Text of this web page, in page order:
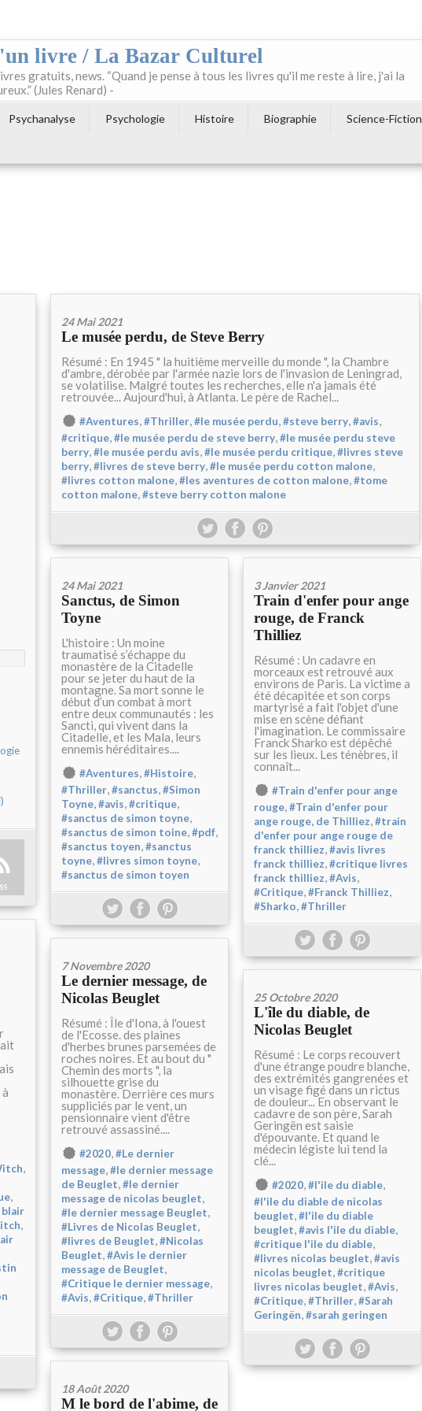
livre / La Bazar Culturel
gratuits, news. “Quand je pense à tous les livres qu'il me reste à lire, j'ai la
(Jules Renard) -
Psychanalyse Psychologie Histoire Biographie Science-Fiction
24 Mai 2021
Le musée perdu, de Steve Berry
Résumé : En 1945 " la huitième merveille du monde ", la Chambre
d'ambre, dérobée par l'armée nazie lors de l'invasion de Leningrad,
se volatilise. Malgré toutes les recherches, elle n'a jamais été
retrouvée... Aujourd'hui, à Atlanta. Le père de Rachel...
#Aventures,#Thriller,#le musée perdu,#steve berry,#avis,
#critique,#le musée perdu de steve berry,#le musée perdu steve
berry,#le musée perdu avis,#le musée perdu critique,#livres steve
berry,#livres de steve berry,#le musée perdu cotton malone,
#livres cotton malone,#les aventures de cotton malone,#tome
cotton malone,#steve berry cotton malone
24 Mai 2021
Sanctus, de Simon
Toyne
L'histoire : Un moine
traumatisé s’échappe du
monastère de la Citadelle
pour se jeter du haut de la
montagne. Sa mort sonne le
début d’un combat à mort
entre deux communautés : les
Sancti, qui vivent dans la
Citadelle, et les Mala, leurs
ennemis héréditaires....
#Aventures,#Histoire,
#Thriller,#sanctus,#Simon
Toyne,#avis,#critique,
#sanctus de simon toyne,
#sanctus de simon toine,#pdf,
#sanctus toyen,#sanctus
toyne,#livres simon toyne,
#sanctus de simon toyen
3 Janvier 2021
Train d'enfer pour ange
rouge, de Franck
Thilliez
Résumé : Un cadavre en
morceaux est retrouvé aux
environs de Paris. La victime a
été décapitée et son corps
martyrisé a fait l'objet d'une
mise en scène défiant
l'imagination. Le commissaire
Franck Sharko est dépêché
sur les lieux. Les ténèbres, il
connaît...
#Train d'enfer pour ange
rouge,#Train d'enfer pour
ange rouge, de Thilliez,#train
d'enfer pour ange rouge de
franck thilliez,#avis livres
franck thilliez,#critique livres
franck thilliez,#Avis,
#Critique,#Franck Thilliez,
#Sharko,#Thriller
,
,
,
7 Novembre 2020
Le dernier message, de
Nicolas Beuglet
Résumé : Île d'Iona, à l'ouest
de l'Ecosse. des plaines
d'herbes brunes parsemées de
roches noires. Et au bout du "
Chemin des morts ", la
silhouette grise du
monastère. Derrière ces murs
suppliciés par le vent, un
pensionnaire vient d'être
retrouvé assassiné....
#2020,#Le dernier
message,#le dernier message
de Beuglet,#le dernier
message de nicolas beuglet,
#le dernier message Beuglet,
#Livres de Nicolas Beuglet,
#livres de Beuglet,#Nicolas
Beuglet,#Avis le dernier
message de Beuglet,
#Critique le dernier message,
#Avis,#Critique,#Thriller
25 Octobre 2020
L'île du diable, de
Nicolas Beuglet
Résumé : Le corps recouvert
d'une étrange poudre blanche,
des extrémités gangrenées et
un visage figé dans un rictus
de douleur... En observant le
cadavre de son père, Sarah
Geringën est saisie
d'épouvante. Et quand le
médecin légiste lui tend la
clé...
#2020,#l'ile du diable,
#l'ile du diable de nicolas
beuglet,#l'ile du diable
beuglet,#avis l'ile du diable,
#critique l'ile du diable,
#livres nicolas beuglet,#avis
nicolas beuglet,#critique
livres nicolas beuglet,#Avis,
#Critique,#Thriller,#Sarah
Geringën,#sarah geringen
18 Août 2020
M le bord de l'abime, de